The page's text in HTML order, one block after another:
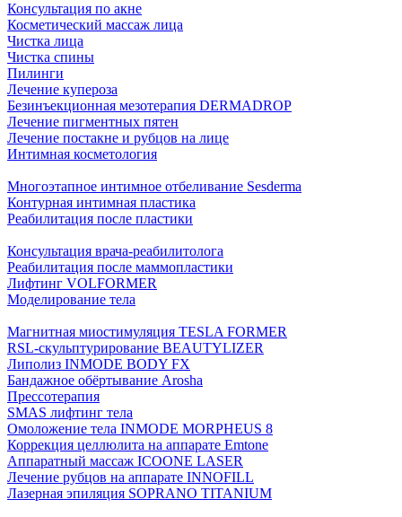
Консультация по акне
Косметический массаж лица
Чистка лица
Чистка спины
Пилинги
Лечение купероза
Безинъекционная мезотерапия DERMADROP
Лечение пигментных пятен
Лечение постакне и рубцов на лице
Интимная косметология
Многоэтапное интимное отбеливание Sesderma
Контурная интимная пластика
Реабилитация после пластики
Консультация врача-реабилитолога
Реабилитация после маммопластики
Лифтинг VOLFORMER
Моделирование тела
Магнитная миостимуляция TESLA FORMER
RSL-скульптурирование BEAUTYLIZER
Липолиз INMODE BODY FX
Бандажное обёртывание Arosha
Прессотерапия
SMAS лифтинг тела
Омоложение тела INMODE MORPHEUS 8
Коррекция целлюлита на аппарате Emtone
Аппаратный массаж ICOONE LASER
Лечение рубцов на аппарате INNOFILL
Лазерная эпиляция SOPRANO TITANIUM